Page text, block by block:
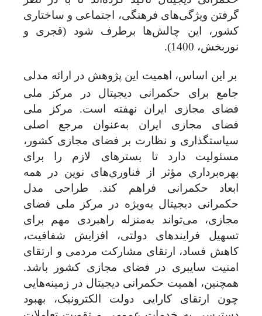
گرفتن ویژگی‌های فرهنگی، اجتماعی و ساختاری
کشور، این چالش‌ها برطرف شود (قجری و
نوربخش، 1400).
بر این اساس، اهمیت این پژوهش در ارائه مدلی
جامع برای حکمرانی دیجیتال در مرکز ملی
فضای مجازی ایران نهفته است. مرکز ملی
فضای مجازی ایران به‌عنوان مرجع اصلی
سیاستگذاری و نظارت بر فضای مجازی کشور،
مسئولیت دارد تا بسترهای لازم را برای
بهره‌برداری مؤثر از فناوری‌های نوین در همه
ابعاد حکمرانی فراهم کند. طراحی مدل
حکمرانی دیجیتال به‌ویژه در مرکز ملی فضای
مجازی، می‌تواند به‌منزله‌ راهبردی مهم برای
تسهیل فرایندهای دولتی، افزایش شفافیت،
کاهش فساد، ارتقای مشارکت مردمی و ارتقای
امنیت سایبری در فضای مجازی کشور باشد.
همچنین، اهمیت حکمرانی دیجیتال در زمینه‌هایی
چون ارتقای کارایی دولت الکترونیک، بهبود